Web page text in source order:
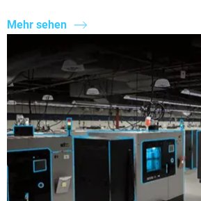
Mehr sehen